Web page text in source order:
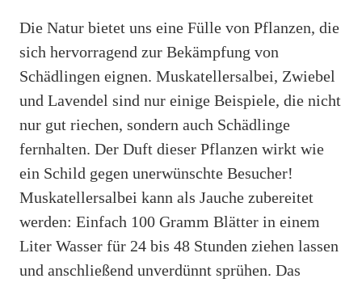
Die Natur bietet uns eine Fülle von Pflanzen, die
sich hervorragend zur Bekämpfung von
Schädlingen eignen. Muskatellersalbei, Zwiebel
und Lavendel sind nur einige Beispiele, die nicht
nur gut riechen, sondern auch Schädlinge
fernhalten. Der Duft dieser Pflanzen wirkt wie
ein Schild gegen unerwünschte Besucher!
Muskatellersalbei kann als Jauche zubereitet
werden: Einfach 100 Gramm Blätter in einem
Liter Wasser für 24 bis 48 Stunden ziehen lassen
und anschließend unverdünnt sprühen. Das